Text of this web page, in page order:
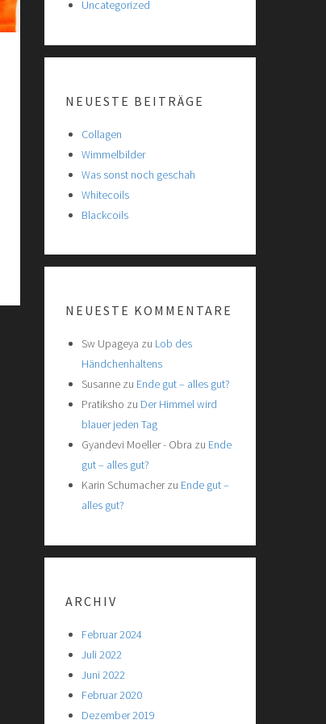
Uncategorized
NEUESTE BEITRÄGE
Collagen
Wimmelbilder
Was sonst noch geschah
Whitecoils
Blackcoils
NEUESTE KOMMENTARE
Sw Upageya zu Lob des
Händchenhaltens
Susannezu Ende gut – alles gut?
Pratiksho zu Der Himmel wird
blauer jeden Tag
Gyandevi Moeller - Obra zu Ende
gut – alles gut?
Karin Schumacherzu Ende gut –
alles gut?
ARCHIV
Februar 2024
Juli 2022
Juni 2022
Februar 2020
Dezember 2019